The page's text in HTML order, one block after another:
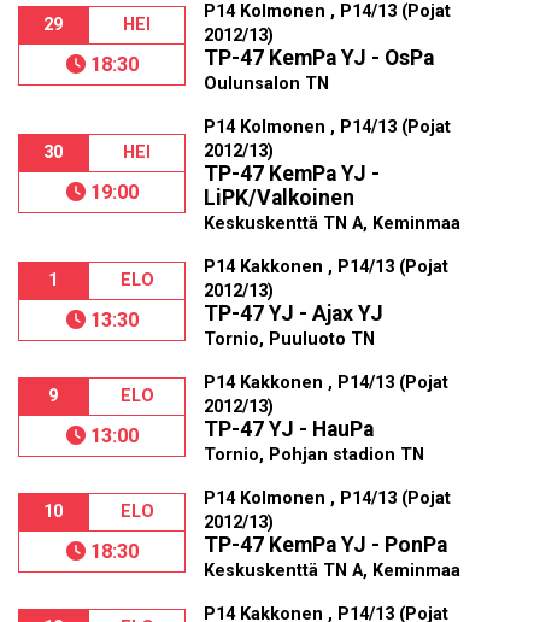
29 HEI
18:30
P14 Kolmonen , P14/13 (Pojat
2012/13)
TP-47 KemPa YJ - OsPa
Oulunsalon TN
30 HEI
19:00
P14 Kolmonen , P14/13 (Pojat
2012/13)
TP-47 KemPa YJ -
LiPK/Valkoinen
Keskuskenttä TN A, Keminmaa
1 ELO
13:30
P14 Kakkonen , P14/13 (Pojat
2012/13)
TP-47 YJ - Ajax YJ
Tornio, Puuluoto TN
9 ELO
13:00
P14 Kakkonen , P14/13 (Pojat
2012/13)
TP-47 YJ - HauPa
Tornio, Pohjan stadion TN
10 ELO
18:30
P14 Kolmonen , P14/13 (Pojat
2012/13)
TP-47 KemPa YJ - PonPa
Keskuskenttä TN A, Keminmaa
P14 Kakkonen , P14/13 (Pojat